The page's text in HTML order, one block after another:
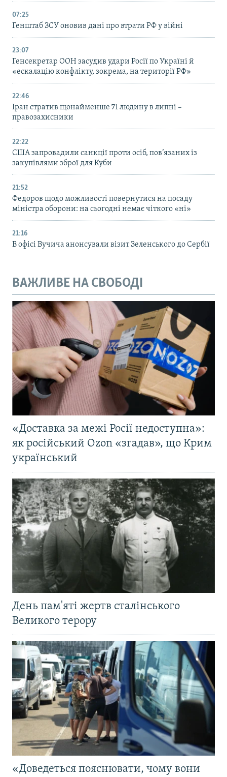
07:25
Генштаб ЗСУ оновив дані про втрати РФ у війні
23:07
Генсекретар ООН засудив удари Росії по Україні й
«ескалацію конфлікту, зокрема, на території РФ»
22:46
Іран стратив щонайменше 71 людину в липні –
правозахисники
22:22
США запровадили санкції проти осіб, пов’язаних із
закупівлями зброї для Куби
21:52
Федоров щодо можливості повернутися на посаду
міністра оборони: на сьогодні немає чіткого «ні»
21:16
В офісі Вучича анонсували візит Зеленського до Сербії
ВАЖЛИВЕ НА СВОБОДІ
«Доставка за межі Росії недоступна»:
як російський Ozon «згадав», що Крим
український
День пам'яті жертв сталінського
Великого терору
«Доведеться пояснювати, чому вони